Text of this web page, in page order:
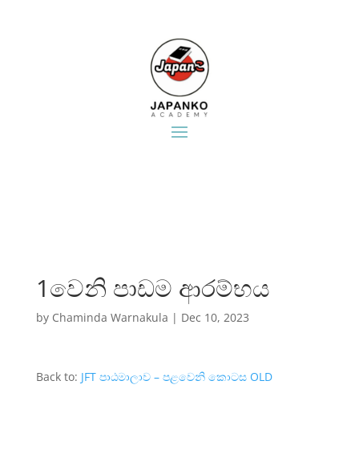
1වෙනි පාඩම ආරම්භය​
by Chaminda Warnakula | Dec 10, 2023
Back to: JFT පාඨමාලාව – පළවෙනි කොටස​ OLD